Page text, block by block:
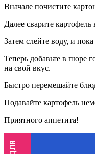
Вначале почистите
Далее сварите
Затем слейте воду, и
Теперь добавьте в пюре
на свой вкус.
Быстро перемешайте
Подавайте картофель
Приятного аппетита!